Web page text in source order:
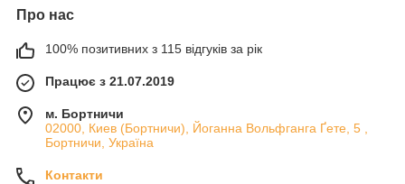
Про нас
100% позитивних з 115 відгуків за рік
Працює з 21.07.2019
м. Бортничи
02000, Киев (Бортничи), Йоганна Вольфганга Ґете, 5 ,
Бортничи, Україна
Контакти